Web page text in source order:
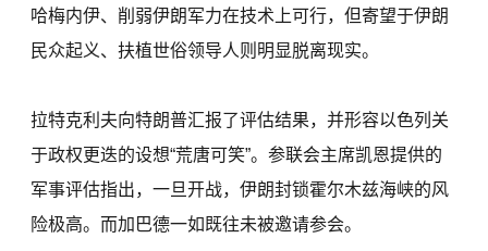
哈梅内伊、削弱伊朗军力在技术上可行，但寄望于伊朗
民众起义、扶植世俗领导人则明显脱离现实。
拉特克利夫向特朗普汇报了评估结果，并形容以色列关
于政权更迭的设想“荒唐可笑”。参联会主席凯恩提供的
军事评估指出，一旦开战，伊朗封锁霍尔木兹海峡的风
险极高。而加巴德一如既往未被邀请参会。